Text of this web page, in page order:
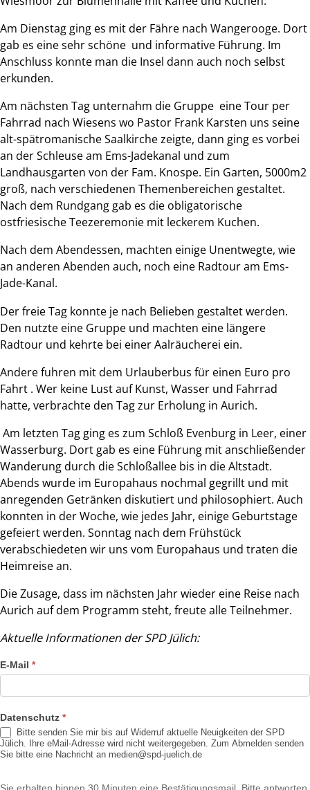
Am Dienstag ging es mit der Fähre nach Wangerooge. Dort
gab es eine sehr schöne und informative Führung. Im
Anschluss konnte man die Insel dann auch noch selbst
erkunden.
Am nächsten Tag unternahm die Gruppe eine Tour per
Fahrrad nach Wiesens wo Pastor Frank Karsten uns seine
alt-spätromanische Saalkirche zeigte, dann ging es vorbei
an der Schleuse am Ems-Jadekanal und zum
Landhausgarten von der Fam. Knospe. Ein Garten, 5000m2
groß, nach verschiedenen Themenbereichen gestaltet.
Nach dem Rundgang gab es die obligatorische
ostfriesische Teezeremonie mit leckerem Kuchen.
Nach dem Abendessen, machten einige Unentwegte, wie
an anderen Abenden auch, noch eine Radtour am Ems-
Jade-Kanal.
Der freie Tag konnte je nach Belieben gestaltet werden.
Den nutzte eine Gruppe und machten eine längere
Radtour und kehrte bei einer Aalräucherei ein.
Andere fuhren mit dem Urlauberbus für einen Euro pro
Fahrt . Wer keine Lust auf Kunst, Wasser und Fahrrad
hatte, verbrachte den Tag zur Erholung in Aurich.
Am letzten Tag ging es zum Schloß Evenburg in Leer, einer
Wasserburg. Dort gab es eine Führung mit anschließender
Wanderung durch die Schloßallee bis in die Altstadt.
Abends wurde im Europahaus nochmal gegrillt und mit
anregenden Getränken diskutiert und philosophiert. Auch
konnten in der Woche, wie jedes Jahr, einige Geburtstage
gefeiert werden. Sonntag nach dem Frühstück
verabschiedeten wir uns vom Europahaus und traten die
Heimreise an.
Die Zusage, dass im nächsten Jahr wieder eine Reise nach
Aurich auf dem Programm steht, freute alle Teilnehmer.
Aktuelle Informationen der SPD Jülich:
Newsdienst
E-Mail *
Datenschutz *
Bitte senden Sie mir bis auf Widerruf aktuelle Neuigkeiten der SPD
Jülich. Ihre eMail-Adresse wird nicht weitergegeben. Zum Abmelden senden
Sie bitte eine Nachricht an medien@spd-juelich.de